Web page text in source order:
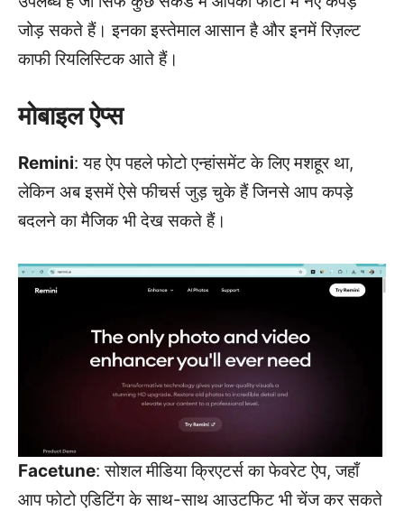
जोड़ सकते हैं। इनका इस्तेमाल आसान है और इनमें रिज़ल्ट
काफी रियलिस्टिक आते हैं।
मोबाइल ऐप्स
Remini: यह ऐप पहले फोटो एन्हांसमेंट के लिए मशहूर था,
लेकिन अब इसमें ऐसे फीचर्स जुड़ चुके हैं जिनसे आप कपड़े
बदलने का मैजिक भी देख सकते हैं।
Facetune: सोशल मीडिया क्रिएटर्स का फेवरेट ऐप, जहाँ
आप फोटो एडिटिंग के साथ-साथ आउटफिट भी चेंज कर सकते